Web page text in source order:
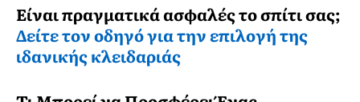
Είναι πραγματικά ασφαλές το σπίτι σας;
Δείτε τον οδηγό για την επιλογή της
ιδανικής κλειδαριάς